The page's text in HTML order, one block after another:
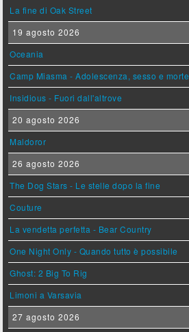
La fine di Oak Street
19 agosto 2026
Oceania
Camp Miasma - Adolescenza, sesso e morte
Insidious - Fuori dall'altrove
20 agosto 2026
Maldoror
26 agosto 2026
The Dog Stars - Le stelle dopo la fine
Couture
La vendetta perfetta - Bear Country
One Night Only - Quando tutto è possibile
Ghost: 2 Big To Rig
Limoni a Varsavia
27 agosto 2026